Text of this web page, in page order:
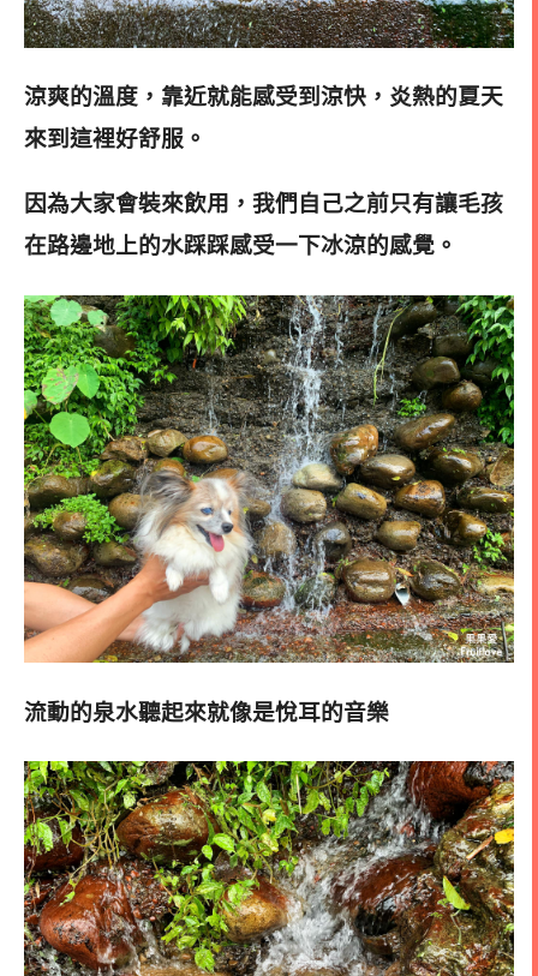
涼爽的溫度，靠近就能感受到涼快， 炎熱的夏天
來到這裡好舒服。
因為大家會裝來飲用 ，我們自己之前只有讓毛孩
在路邊地上的水踩踩感受一下冰涼的感覺。
流動的泉水聽起來就像是悅耳的音樂